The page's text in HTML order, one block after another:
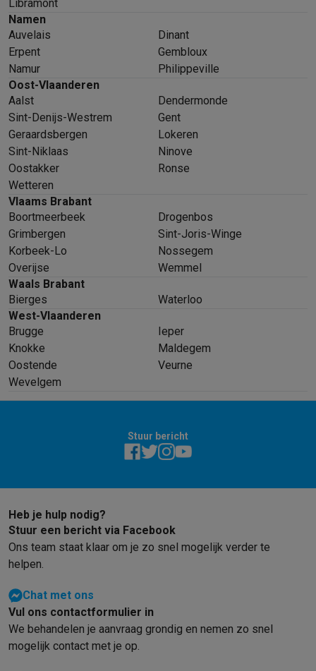
Libramont
Namen
Auvelais
Dinant
Erpent
Gembloux
Namur
Philippeville
Oost-Vlaanderen
Aalst
Dendermonde
Sint-Denijs-Westrem
Gent
Geraardsbergen
Lokeren
Sint-Niklaas
Ninove
Oostakker
Ronse
Wetteren
Vlaams Brabant
Boortmeerbeek
Drogenbos
Grimbergen
Sint-Joris-Winge
Korbeek-Lo
Nossegem
Overijse
Wemmel
Waals Brabant
Bierges
Waterloo
West-Vlaanderen
Brugge
Ieper
Knokke
Maldegem
Oostende
Veurne
Wevelgem
Stuur bericht
Heb je hulp nodig?
Stuur een bericht via Facebook
Ons team staat klaar om je zo snel mogelijk verder te
helpen.
Chat met ons
Vul ons contactformulier in
We behandelen je aanvraag grondig en nemen zo snel
mogelijk contact met je op.